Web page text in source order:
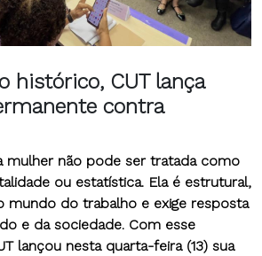
histórico, CUT lança
contra
mulher não pode ser tratada como
ou estatística. Ela é estrutural,
mundo do trabalho e exige resposta
e da sociedade. Com esse
lançou nesta quarta-feira (13) sua